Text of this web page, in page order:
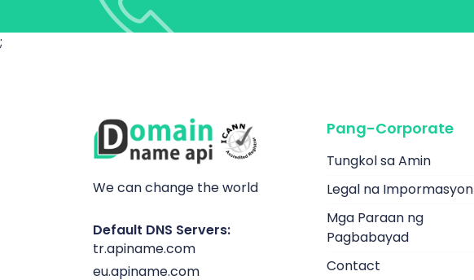
;
We can change the world
Default DNS Servers:
tr.apiname.com
eu.apiname.com
Pang-Corporate
Tungkol sa Amin
Legal na Impormasyon
Mga Paraan ng
Pagbabayad
Contact